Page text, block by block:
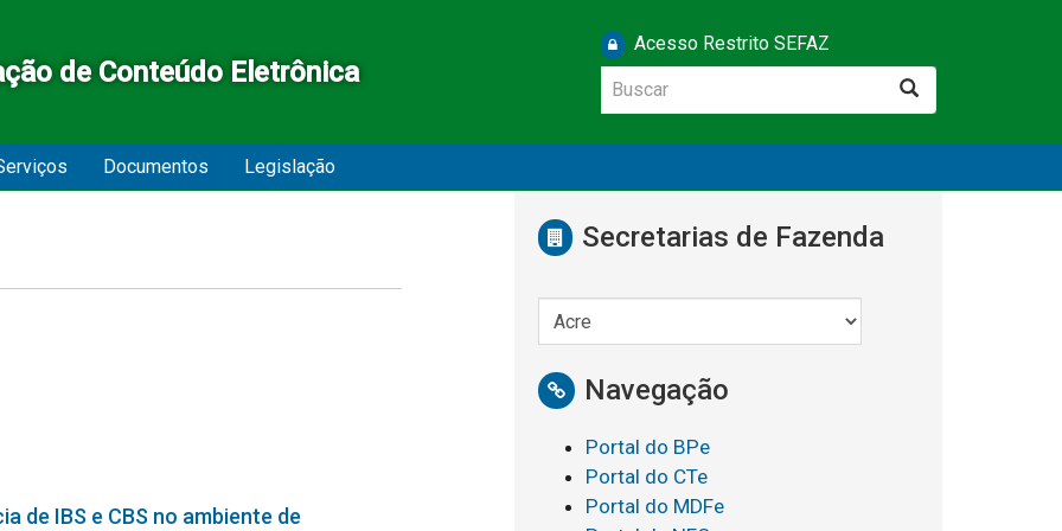
de Conteúdo Eletrônica
Acesso Restrito SEFAZ
Buscar
Buscar
Documentos Legislação
de IBS e CBS no ambiente de
Secretarias de Fazenda
Navegação
Portal do BPe
Portal do CTe
Portal do MDFe